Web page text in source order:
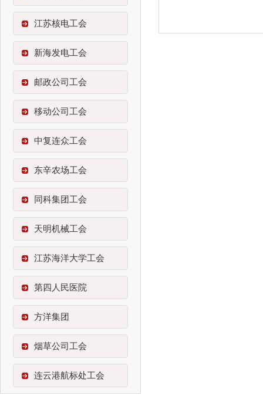
江苏核电工会
新海发电工会
邮政公司工会
移动公司工会
中复连众工会
东辛农场工会
同科集团工会
天明机械工会
江苏海洋大学工会
第四人民医院
方洋集团
烟草公司工会
连云港航标处工会